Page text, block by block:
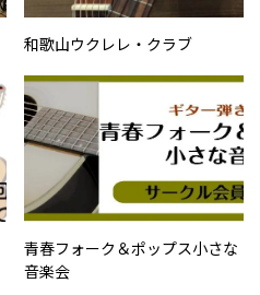
和歌山ウクレレ・クラブ
青春フォーク＆ポップス小さな
音楽会